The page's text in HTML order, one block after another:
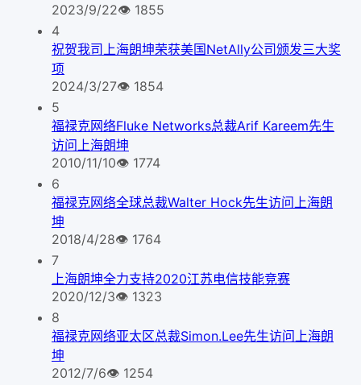
2023/9/22👁 1855
4
祝贺我司上海朗坤荣获美国NetAlly公司颁发三大奖
项
2024/3/27👁 1854
5
福禄克网络Fluke Networks总裁Arif Kareem先生
访问上海朗坤
2010/11/10👁 1774
6
福禄克网络全球总裁Walter Hock先生访问上海朗
坤
2018/4/28👁 1764
7
上海朗坤全力支持2020江苏电信技能竞赛
2020/12/3👁 1323
8
福禄克网络亚太区总裁Simon.Lee先生访问上海朗
坤
2012/7/6👁 1254